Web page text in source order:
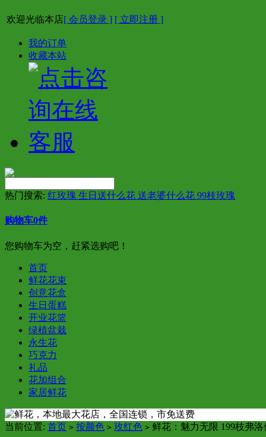
欢迎光临本店[ 会员登录 ] [ 立即注册 ]
我的订单
收藏本站
热门搜索: 红玫瑰 生日送什么花 送老婆什么花 99枝玫瑰
购物车0件
您购物车为空，赶紧选购吧！
首页
鲜花花束
创意花盒
生日蛋糕
开业花篮
绿植盆栽
永生花
巧克力
礼品
花加组合
家居鲜花
当前位置: 首页 > 按颜色 > 玫红色 > 鲜花：魅力无限 199枝弗洛